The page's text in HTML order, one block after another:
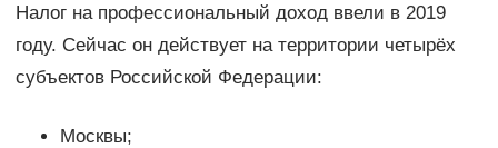
Налог на профессиональный доход ввели в 2019
году. Сейчас он действует на территории четырёх
субъектов Российской Федерации:
Москвы;